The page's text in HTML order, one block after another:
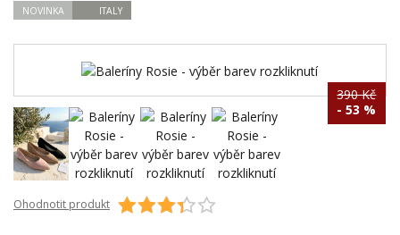
NOVINKA ITALY
390 Kč
- 53 %
Ohodnotit produkt